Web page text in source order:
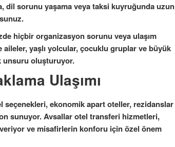
dil sorunu yaşama veya taksi kuyruğunda uzun
hiçbir organizasyon sorunu veya ulaşım
yaşlı yolcular, çocuklu gruplar ve büyük
unsuru oluşturuyor.
Ulaşımı
seçenekleri, ekonomik apart oteller, rezidanslar
sunuyor. Avsallar otel transferi hizmetleri,
ve misafirlerin konforu için özel önem